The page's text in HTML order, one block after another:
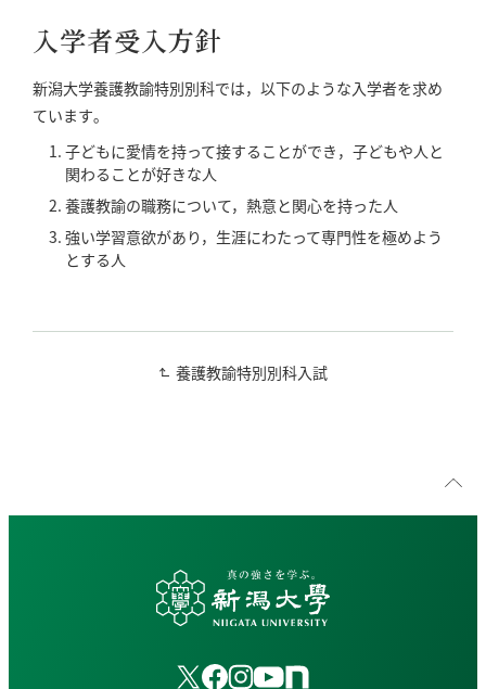
入学者受入方針
新潟大学養護教諭特別別科では，以下のような入学者を求め
ています｡
子どもに愛情を持って接することができ，子どもや人と
関わることが好きな人
養護教諭の職務について，熱意と関心を持った人
強い学習意欲があり，生涯にわたって専門性を極めよう
とする人
養護教諭特別別科入試